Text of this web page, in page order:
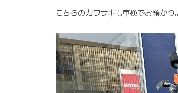
こちらのカワサキも車検でお預かり。